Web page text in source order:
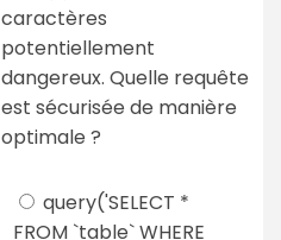
caractères
potentiellement
dangereux. Quelle requête
est sécurisée de manière
optimale ?
query('SELECT *
FROM `table` WHERE